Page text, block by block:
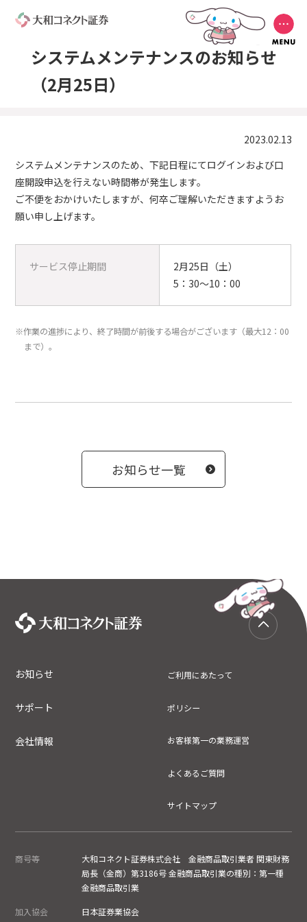
システムメンテナンスのお知らせ
（2月25日）
2023.02.13
システムメンテナンスのため、下記日程にてログインおよび口
座開設申込を行えない時間帯が発生します。
ご不便をおかけいたしますが、何卒ご理解いただきますようお
願い申し上げます。
サービス停止期間
2月25日（土）
5：30～10：00
※作業の進捗により、終了時間が前後する場合がございます（最大12：00
まで）。
お知らせ一覧
お知らせ
サポート
会社情報
ご利用にあたって
ポリシー
お客様第一の業務運営
よくあるご質問
サイトマップ
商号等
大和コネクト証券株式会社 金融商品取引業者 関東財務
局長（金商）第3186号 金融商品取引業の種別：第一種
金融商品取引業
加入協会 日本証券業協会